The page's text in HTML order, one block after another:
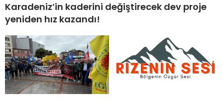
Karadeniz’in kaderini değiştirecek dev proje
yeniden hız kazandı!